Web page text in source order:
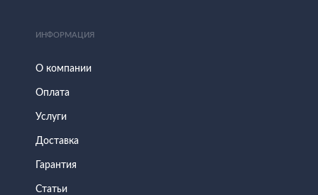
ИНФОРМАЦИЯ
О компании
Оплата
Услуги
Доставка
Гарантия
Статьи